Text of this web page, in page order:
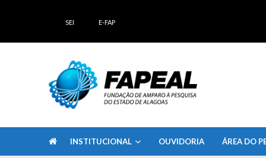
SEI E-FAP
INSTITUCIONAL OUVIDORIA ÁREA DO